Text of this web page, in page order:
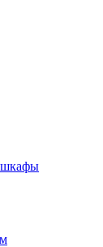
шкафы